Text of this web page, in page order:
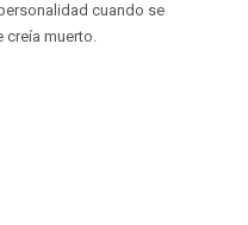
cuando se
creía muerto.